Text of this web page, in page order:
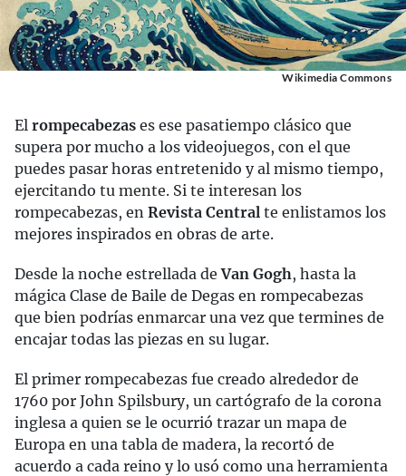
Wikimedia Commons
El rompecabezas es ese pasatiempo clásico que
supera por mucho a los videojuegos, con el que
puedes pasar horas entretenido y al mismo tiempo,
ejercitando tu mente. Si te interesan los
rompecabezas, en Revista Central te enlistamos los
mejores inspirados en obras de arte.
Desde la noche estrellada deVan Gogh, hasta la
mágica Clase de Baile de Degas en rompecabezas
que bien podrías enmarcar una vez que termines de
encajar todas las piezas en su lugar.
El primer rompecabezas fue creado alrededor de
1760 por John Spilsbury, un cartógrafo de la corona
inglesa a quien se le ocurrió trazar un mapa de
Europa en una tabla de madera, la recortó de
acuerdo a cada reino y lo usó como una herramienta